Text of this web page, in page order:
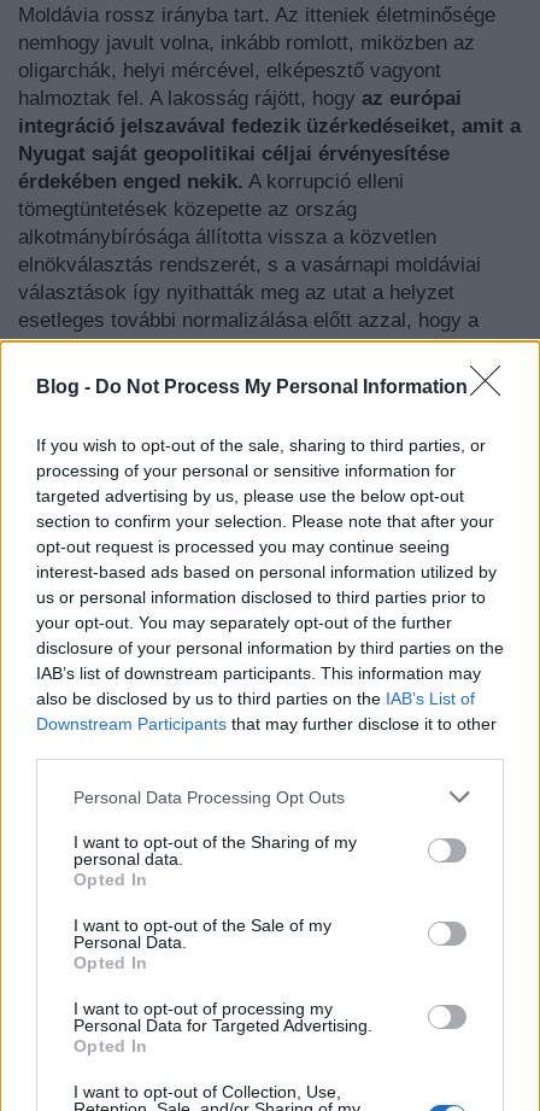
Blog - Do Not Process My Personal Information
If you wish to opt-out of the sale, sharing to third parties, or
processing of your personal or sensitive information for
targeted advertising by us, please use the below opt-out
section to confirm your selection. Please note that after your
opt-out request is processed you may continue seeing
interest-based ads based on personal information utilized by
us or personal information disclosed to third parties prior to
your opt-out. You may separately opt-out of the further
disclosure of your personal information by third parties on the
IAB’s list of downstream participants. This information may
also be disclosed by us to third parties on the IAB’s List of
Downstream Participants that may further disclose it to other
Please note that this website/app uses one or more Google
not limited to your visit or usage behaviour. You may click to
grant or deny consent to Google and its third-party tags to
use your data for below specified purposes in below Google
consent section.
Personal Data Processing Opt Outs
I want to opt-out of the Sharing of my
personal data.
Opted In
I want to opt-out of the Sale of my
Personal Data.
Opted In
I want to opt-out of processing my
Personal Data for Targeted Advertising.
Opted In
I want to opt-out of Collection, Use,
Moldávia rossz irányba tart. Az itteniek életminősége
nemhogy javult volna, inkább romlott, miközben az
oligarchák, helyi mércével, elképesztő vagyont
halmoztak fel. A lakosság rájött, hogy az európai
integráció jelszavával fedezik üzérkedéseiket, amit a
Nyugat saját geopolitikai céljai érvényesítése
érdekében enged nekik. A korrupció elleni
tömegtüntetések közepette az ország
alkotmánybírósága állította vissza a közvetlen
elnökválasztás rendszerét, s a vasárnapi moldáviai
választások így nyithatták meg az utat a helyzet
esetleges további normalizálása előtt azzal, hogy a
szocialista párti, Moszkva barátDodont emelték a
hatalomba.
Románia közé beékelődött Moldovai Köztársaság
helyzetét bonyolítja, hogy (1) keleti oldalán, a
Dnyeszter Menti Köztársaságban, oroszországi,
úgymond békefenntartó katonai egységek
állomásoznak; (2) Románia mindent elkövet azért, hogy
Bukarest égisze alatt egyesítse ezt a besszarábiai
területet, amelynek román a hivatalos nyelve; (3) két
éve Moldova társulási és vízummentességi szerződést
írta alá azEU-val.
Csakhogy a szerződés aláírása óta a korrupció még
nagyobb méreteket öltött. AzEurópai Uniópiaca
ellenére oda ma kevesebb értékű árut szállítanak, mint
korábban.Közben elveszítették az oroszországi
piacokat.A következmény: az átlag nagy része ma
rosszabbul él, mint két éve, s igen sokan kénytelenek
külföldön dolgozni. Ám ebben az esetben a külföld
elsősorban nem a Nyugatot jelenti. A lakosság száma
három és félmillióra tehető.
körülbelül nyolcszázezren dolgoznak
Oroszországban. Jelentős hányaduk nyilvánvalóan
illegálisan. Az egyik kérdés, amit a hamarosan sorra
kerülő első, Moszkvába vezető, külföldi útján